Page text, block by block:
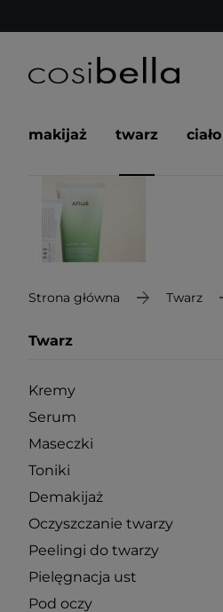
makijaż twarz ciało
Strona główna Twarz
Twarz
Kremy
Serum
Maseczki
Toniki
Demakijaż
Oczyszczanie twarzy
Peelingi do twarzy
Pielęgnacja ust
Pod oczy